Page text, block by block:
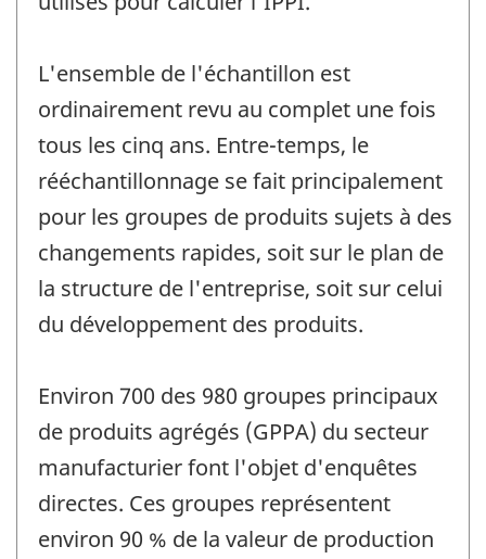
L'ensemble de l'échantillon est
ordinairement revu au complet une fois
tous les cinq ans. Entre-temps, le
rééchantillonnage se fait principalement
pour les groupes de produits sujets à des
changements rapides, soit sur le plan de
la structure de l'entreprise, soit sur celui
du développement des produits.
Environ 700 des 980 groupes principaux
de produits agrégés (GPPA) du secteur
manufacturier font l'objet d'enquêtes
directes. Ces groupes représentent
environ 90 % de la valeur de production